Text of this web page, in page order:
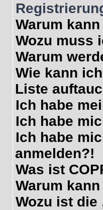
Warum
Wozu muss
Warum
Wie kann
Liste
Ich habe
Ich habe
Ich habe
anmelden?!
Was ist
Warum
Wozu ist die